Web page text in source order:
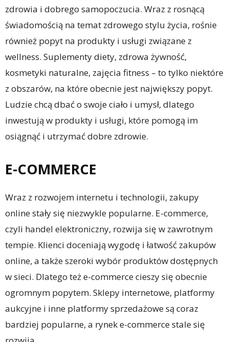
zdrowia i dobrego samopoczucia. Wraz z rosnącą
świadomością na temat zdrowego stylu życia, rośnie
również popyt na produkty i usługi związane z
wellness. Suplementy diety, zdrowa żywność,
kosmetyki naturalne, zajęcia fitness – to tylko niektóre
z obszarów, na które obecnie jest największy popyt.
Ludzie chcą dbać o swoje ciało i umysł, dlatego
inwestują w produkty i usługi, które pomogą im
osiągnąć i utrzymać dobre zdrowie.
E-COMMERCE
Wraz z rozwojem internetu i technologii, zakupy
online stały się niezwykle popularne. E-commerce,
czyli handel elektroniczny, rozwija się w zawrotnym
tempie. Klienci doceniają wygodę i łatwość zakupów
online, a także szeroki wybór produktów dostępnych
w sieci. Dlatego też e-commerce cieszy się obecnie
ogromnym popytem. Sklepy internetowe, platformy
aukcyjne i inne platformy sprzedażowe są coraz
bardziej popularne, a rynek e-commerce stale się